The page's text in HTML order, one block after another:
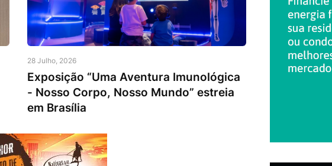
28 Julho, 2026
Exposição “Uma Aventura Imunológica
- Nosso Corpo, Nosso Mundo” estreia
em Brasília